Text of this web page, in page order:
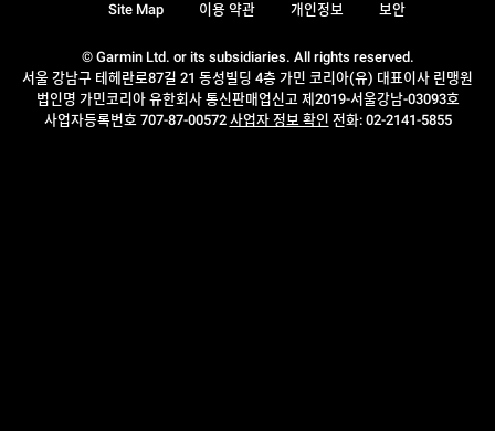
© Garmin Ltd. or its subsidiaries. All rights reserved.
서울 강남구 테헤란로87길 21 동성빌딩 4층 가민 코리아(유) 대표이사 린맹원
법인명 가민코리아 유한회사 통신판매업신고 제2019-서울강남-03093호
사업자등록번호 707-87-00572 사업자 정보 확인 전화: 02-2141-5855
Site Map 이용 약관 개인정보 보안